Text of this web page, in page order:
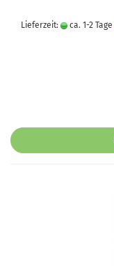
Lieferzeit: ca. 1-2 Tage